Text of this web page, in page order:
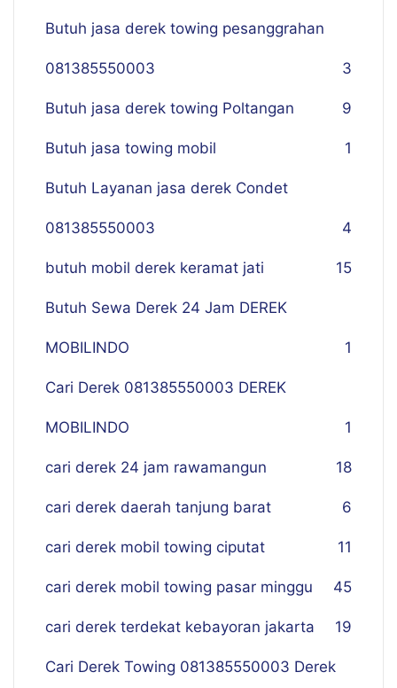
Butuh jasa derek towing pesanggrahan
081385550003 3
Butuh jasa derek towing Poltangan 9
Butuh jasa towing mobil 1
Butuh Layanan jasa derek Condet
081385550003 4
butuh mobil derek keramat jati 15
Butuh Sewa Derek 24 Jam DEREK
MOBILINDO 1
Cari Derek 081385550003 DEREK
MOBILINDO 1
cari derek 24 jam rawamangun 18
cari derek daerah tanjung barat 6
cari derek mobil towing ciputat 11
cari derek mobil towing pasar minggu 45
cari derek terdekat kebayoran jakarta 19
Cari Derek Towing 081385550003 Derek